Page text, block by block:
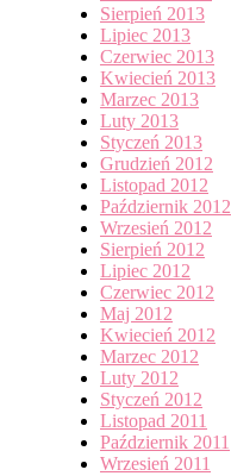
Sierpień 2013
Lipiec 2013
Czerwiec 2013
Kwiecień 2013
Marzec 2013
Luty 2013
Styczeń 2013
Grudzień 2012
Listopad 2012
Październik 2012
Wrzesień 2012
Sierpień 2012
Lipiec 2012
Czerwiec 2012
Maj 2012
Kwiecień 2012
Marzec 2012
Luty 2012
Styczeń 2012
Listopad 2011
Październik 2011
Wrzesień 2011